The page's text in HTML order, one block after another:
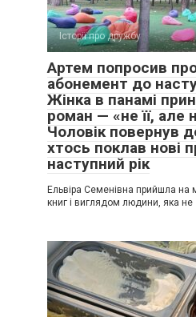
Історії про дружбу
Артем попросив
абонемент до
Жінка в панамі
роман — «не її, але
Чоловік повернув
хтось поклав нові
наступний рік
Ельвіра Семенівна прийшла на
книг і виглядом людини, яка не